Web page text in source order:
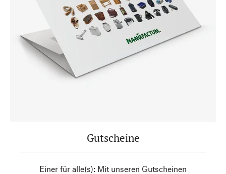
Gutscheine
Einer für alle(s): Mit unseren Gutscheinen